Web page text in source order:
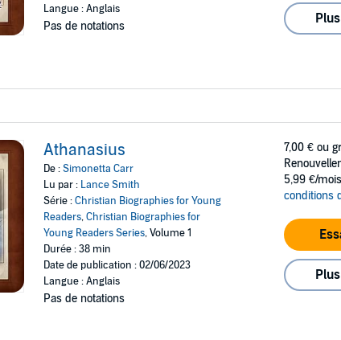
Langue : Anglais
Pas de notations
Athanasius
De :Simonetta Carr
Lu par : Lance Smith
Série :Christian Biographies for Young
Readers,Christian Biographies for
Young Readers Series, Volume 1
Durée : 38 min
Date de publication : 02/06/2023
Langue : Anglais
Pas de notations
7,00 € ou
5,99 €/
conditions